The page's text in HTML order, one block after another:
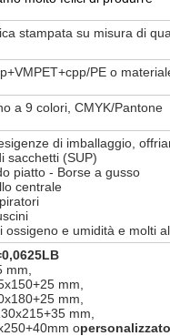
stampata su misura di
PE o
a 9 colori, CMYK/Pantone
di imballaggio,
sacchetti (SUP)
piatto - Borse a gusso
centrale
ossigeno e umidità e molti
mm,
mm,
mm,
mm,
opersonalizzato